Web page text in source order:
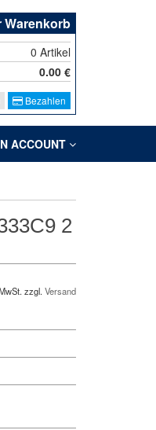
Warenkorb
0 Artikel
0.00 €
Bezahlen
ACCOUNT
2
zzgl. Versand